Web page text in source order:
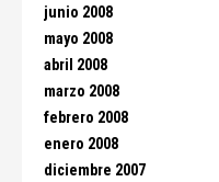
junio 2008
mayo 2008
abril 2008
marzo 2008
febrero 2008
enero 2008
diciembre 2007